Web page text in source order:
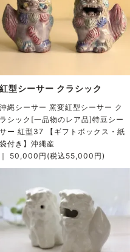
紅型シーサー クラシック
沖縄シーサー 窯変紅型シーサー ク
ラシック[一品物のレア品]特豆シー
サー 紅型37 【ギフトボックス・紙
袋付き】沖縄産
｜ 50,000円(税込55,000円)